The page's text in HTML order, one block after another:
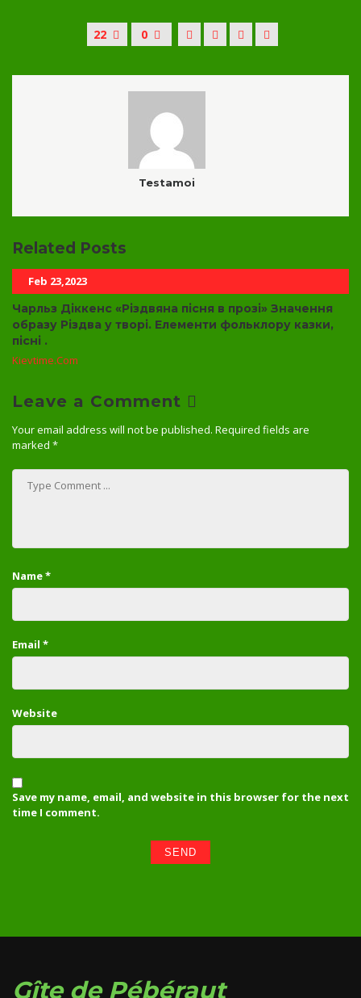
22 0
Testamoi
Related Posts
Feb 23,2023
Чарльз Діккенс «Різдвяна пісня в прозі» Значення
образу Різдва у творі. Елементи фольклору казки,
пісні .
Kievtime.com
Leave a Comment
Your email address will not be published. Required fields are
marked *
Name*
Email *
Website
Save my name, email, and website in this browser for the next
time I comment.
Gîte de Pébéraut